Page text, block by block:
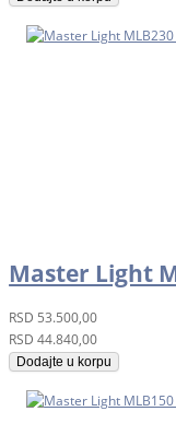
Master Light
RSD 53.500,00
RSD 44.840,00
Dodajte u korpu